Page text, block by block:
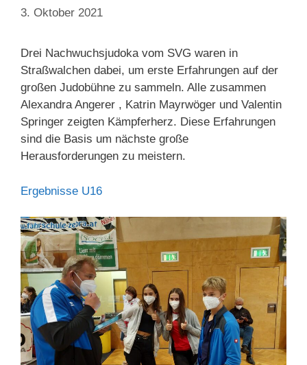
3. Oktober 2021
Drei Nachwuchsjudoka vom SVG waren in
Straßwalchen dabei, um erste Erfahrungen auf der
großen Judobühne zu sammeln. Alle zusammen
Alexandra Angerer , Katrin Mayrwöger und Valentin
Springer zeigten Kämpferherz. Diese Erfahrungen
sind die Basis um nächste große
Herausforderungen zu meistern.
Ergebnisse U16